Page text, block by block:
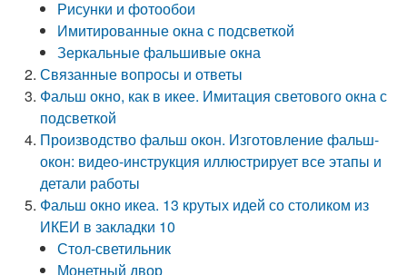
Рисунки и фотообои
Имитированные окна с подсветкой
Зеркальные фальшивые окна
Связанные вопросы и ответы
Фальш окно, как в икее. Имитация светового окна с
подсветкой
Производство фальш окон. Изготовление фальш-
окон: видео-инструкция иллюстрирует все этапы и
детали работы
Фальш окно икеа. 13 крутых идей со столиком из
ИКЕИ в закладки 10
Стол-светильник
Монетный двор